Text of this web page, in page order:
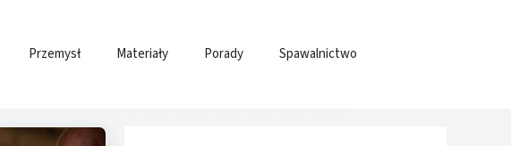
Przemysł Materiały Porady Spawalnictwo